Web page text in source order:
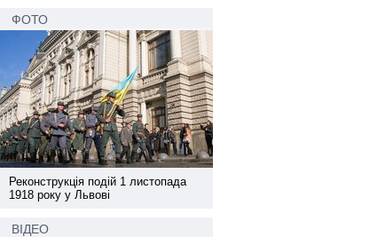
ФОТО
Реконструкція подій 1 листопада
1918 року у Львові
ВІДЕО